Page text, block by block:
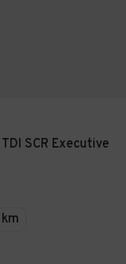
SCR Executive